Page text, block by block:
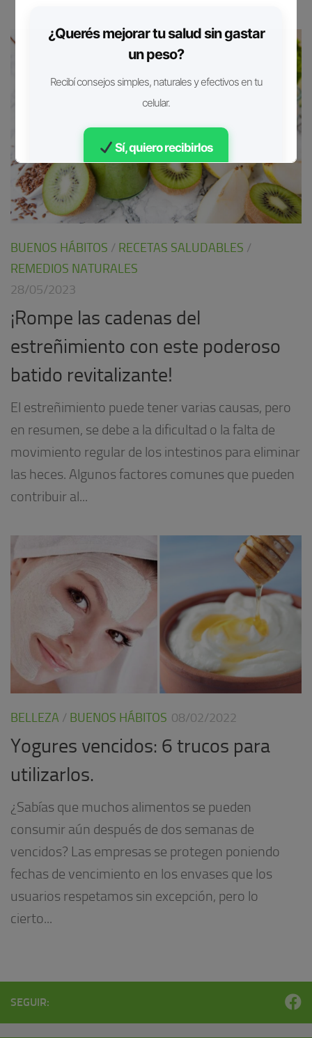
BUENOS HÁBITOS / RECETAS SALUDABLES /
REMEDIOS NATURALES
28/05/2023
¡Rompe las cadenas del
estreñimiento con este poderoso
batido revitalizante!
El estreñimiento puede tener varias causas, pero
en resumen, se debe a la dificultad o la falta de
movimiento regular de los intestinos para eliminar
las heces. Algunos factores comunes que pueden
contribuir al...
BELLEZA / BUENOS HÁBITOS 08/02/2022
Yogures vencidos: 6 trucos para
utilizarlos.
¿Sabías que muchos alimentos se pueden
consumir aún después de dos semanas de
vencidos? Las empresas se protegen poniendo
fechas de vencimiento en los envases que los
usuarios respetamos sin excepción, pero lo
cierto...
SEGUIR:
¿Querés mejorar tu salud sin gastar
un peso?
Recibí consejos simples, naturales y efectivos en tu
celular.
Sí, quiero recibirlos
Gratis • Sin spam